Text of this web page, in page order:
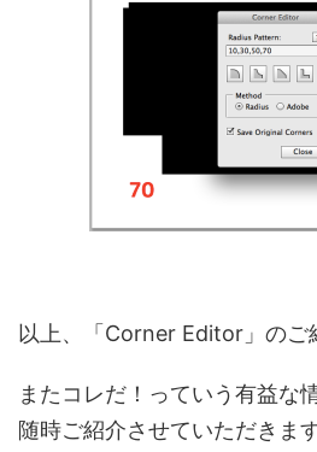
以上、「Corner Editor」のご
またコレだ！っていう有益な
随時ご紹介させていただきます